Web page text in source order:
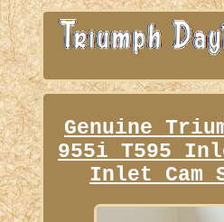
Genuine
955i T595
Inlet Cam